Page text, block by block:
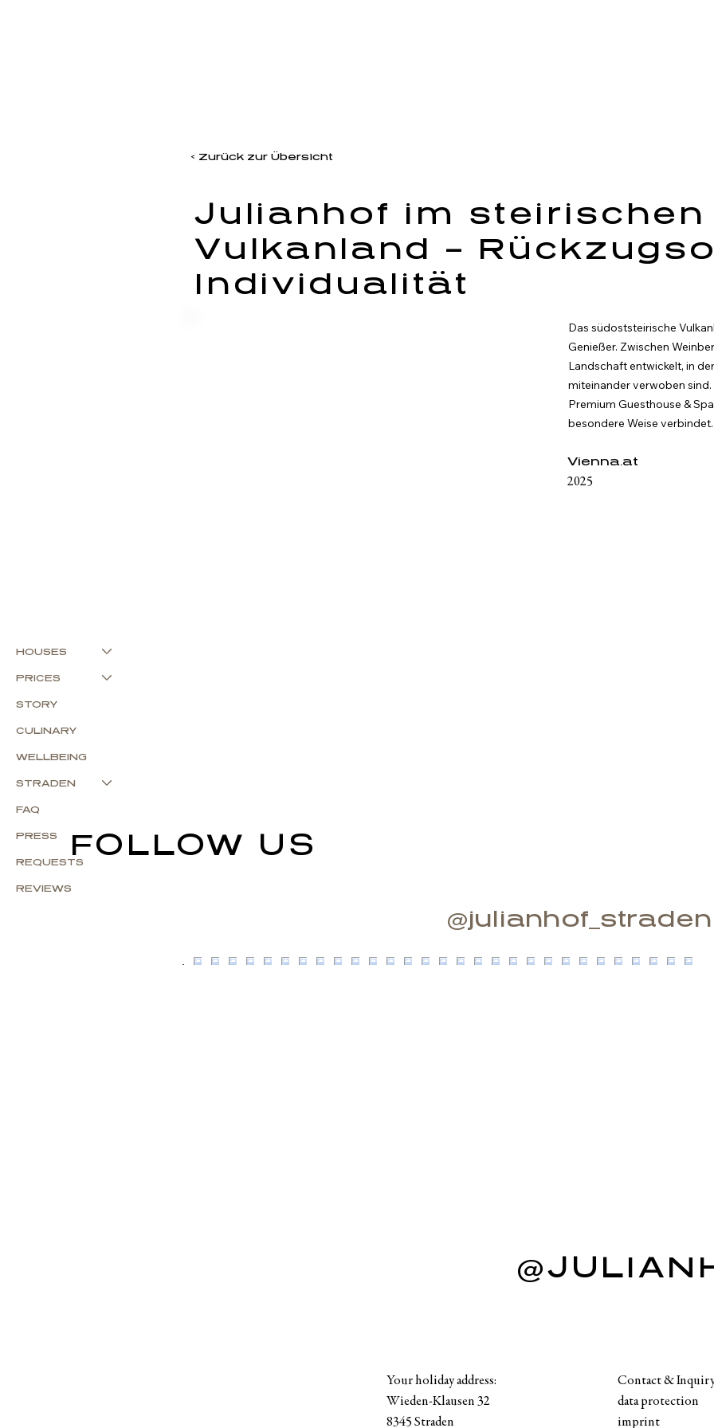
< Zurück zur Übersicht
Julianhof im steirischen
Vulkanland –
Individualität
Das südoststeirische
Genießer. Zwischen
Landschaft entwickelt, in
miteinander verwoben
Premium Guesthouse &
besondere Weise verbindet.
Vienna.at
2025
FOLLOW US
@julianhof_straden
Your holiday address:
Wieden-Klausen 32
8345 Straden
Contact &
data protection
imprint
HOUSES
PRICES
STORY
CULINARY
WELLBEING
STRADEN
FAQ
PRESS
REQUESTS
REVIEWS